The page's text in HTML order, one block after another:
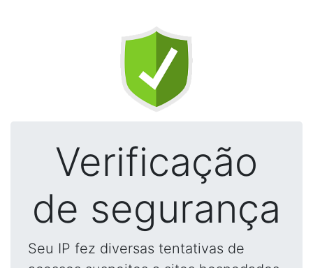
Verificação
de segurança
Seu IP fez diversas tentativas de